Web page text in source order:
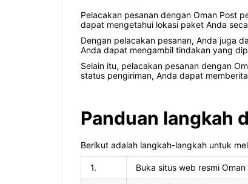
Pelacakan pesanan dengan Oman Post
dapat mengetahui lokasi paket Anda
Dengan pelacakan pesanan, Anda juga
Anda dapat mengambil tindakan yang
Selain itu, pelacakan pesanan dengan
status pengiriman, Anda dapat
Panduan langkah
Berikut adalah langkah-langkah untuk
1. Buka situs web resmi